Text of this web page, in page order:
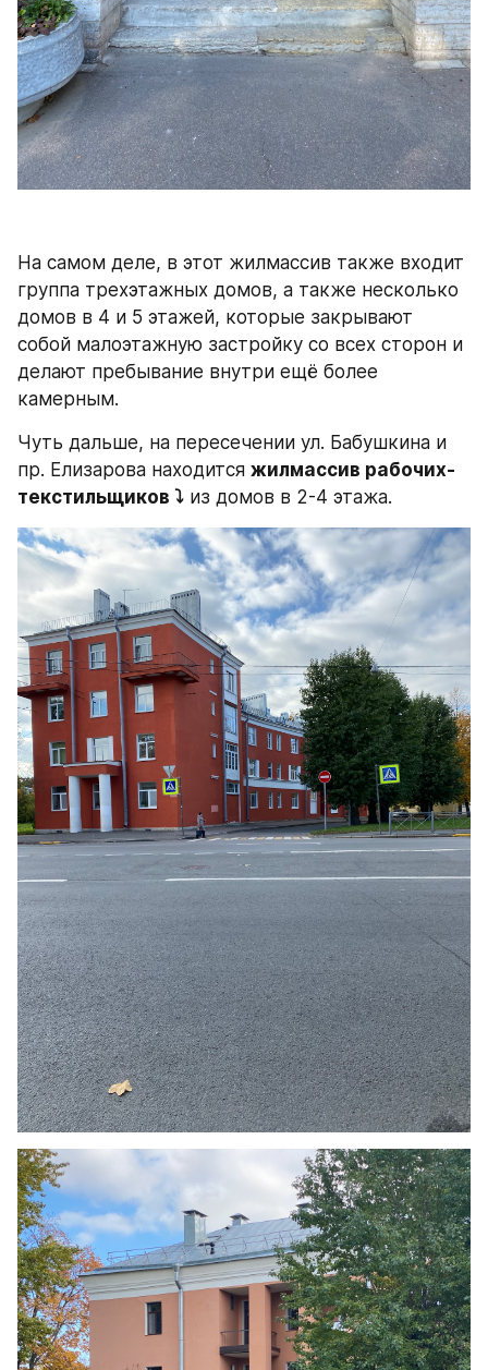
На самом деле, в этот жилмассив также входит
группа трехэтажных домов, а также несколько
домов в 4 и 5 этажей, которые закрывают
собой малоэтажную застройку со всех сторон и
делают пребывание внутри ещё более
камерным.
Чуть дальше, на пересечении ул. Бабушкина и
пр. Елизарова находится жилмассив рабочих-
текстильщиков ⤵️ из домов в 2-4 этажа.